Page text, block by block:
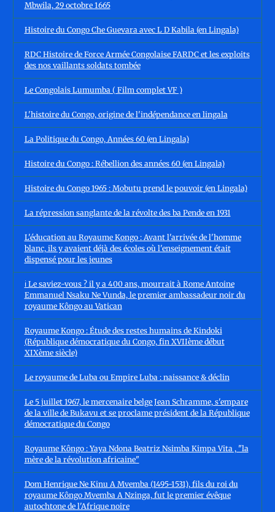
Mbwila, 29 octobre 1665
Histoire du Congo Che Guevara avec L D Kabila (en Lingala)
RDC Histoire de Force Armée Congolaise FARDC et les exploits
des nos vaillants soldats tombée
Le Congolais Lumumba ( Film complet VF )
L'histoire du Congo, origine de l'indépendance en lingala
La Politique du Congo, Années 60 (en Lingala)
Histoire du Congo : Rébellion des années 60 (en Lingala)
Histoire du Congo 1965 : Mobutu prend le pouvoir (en Lingala)
La répression sanglante de la révolte des ba Pende en 1931
L'éducation au Royaume Kongo : Avant l'arrivée de l'homme
blanc, ils y avaient déjà des écoles où l'enseignement était
dispensé pour les jeunes
ℹ️ Le saviez-vous ? il y a 400 ans, mourrait à Rome Antoine
Emmanuel Nsaku Ne Vunda, le premier ambassadeur noir du
royaume Kôngo au Vatican
Royaume Kongo : Étude des restes humains de Kindoki
(République démocratique du Congo, fin XVIIème début
XIXème siècle)
Le royaume de Luba ou Empire Luba : naissance & déclin
Le 5 juillet 1967, le mercenaire belge Jean Schramme, s'empare
de la ville de Bukavu et se proclame président de la République
démocratique du Congo
Royaume Kôngo : Yaya Ndona Beatriz Nsimba Kimpa Vita , "la
mère de la révolution africaine"
Dom Henrique Ne Kinu A Mvemba (1495-1531), fils du roi du
royaume Kôngo Mvemba A Nzinga, fut le premier évêque
autochtone de l'Afrique noire